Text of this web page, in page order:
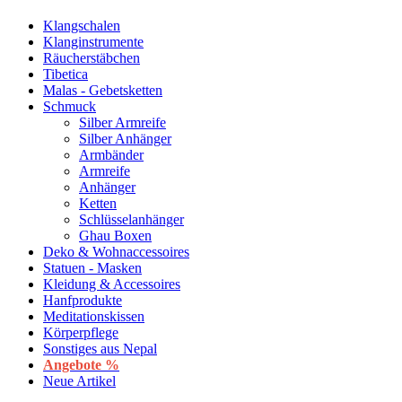
Klangschalen
Klanginstrumente
Räucherstäbchen
Tibetica
Malas - Gebetsketten
Schmuck
Silber Armreife
Silber Anhänger
Armbänder
Armreife
Anhänger
Ketten
Schlüsselanhänger
Ghau Boxen
Deko & Wohnaccessoires
Statuen - Masken
Kleidung & Accessoires
Hanfprodukte
Meditationskissen
Körperpflege
Sonstiges aus Nepal
Angebote %
Neue Artikel